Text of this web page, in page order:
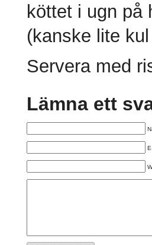
köttet i ugn på
(kanske lite
Servera med
Lämna ett